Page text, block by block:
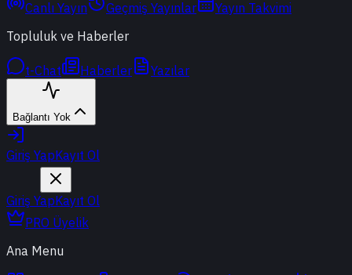
Canlı Yayın Geçmiş Yayınlar
Yayın Takvimi
Topluluk ve Haberler
t-Chat Haberler Yazılar
Bağlantı Yok
Giriş YapKayıt Ol
Giriş YapKayıt Ol
PRO Üyelik
Ana Menu